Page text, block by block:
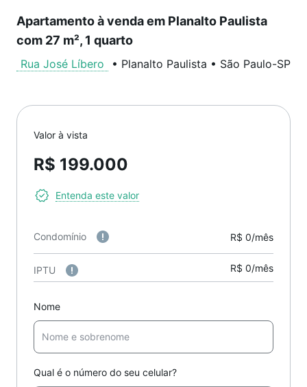
Apartamento à venda em Planalto Paulista
com 27 m², 1 quarto
Rua José Líbero • Planalto Paulista • São Paulo-SP
Valor à vista
R$ 199.000
Entenda este valor
Condomínio R$ 0/mês
IPTU R$ 0/mês
Nome
Qual é o número do seu celular?